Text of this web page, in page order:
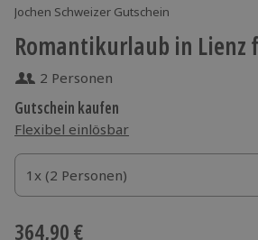
Jochen Schweizer Gutschein
Romantikurlaub in Lienz
2 Personen
Gutschein kaufen
Flexibel einlösbar
1x (2 Personen)
1x (2 Personen)
1x (2 Personen)
364,90 €